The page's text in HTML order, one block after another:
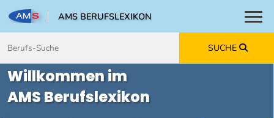
AMS BERUFSLEXIKON
SUCHE
Willkommen im
AMS Berufslexikon